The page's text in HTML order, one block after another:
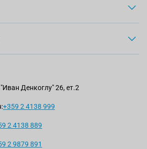
Денкоглу" 26, ет.2
+359 2 4138 999
2 4138 889
2 9879 891